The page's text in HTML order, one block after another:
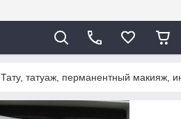
Тату, татуаж, перманентный макияж,